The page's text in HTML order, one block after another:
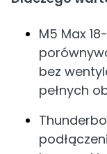
M5 Max
bez
pełnych